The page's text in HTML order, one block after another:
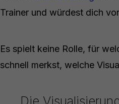
Trainer und würdest dich
Es spielt keine Rolle, für
schnell merkst, welche
Die